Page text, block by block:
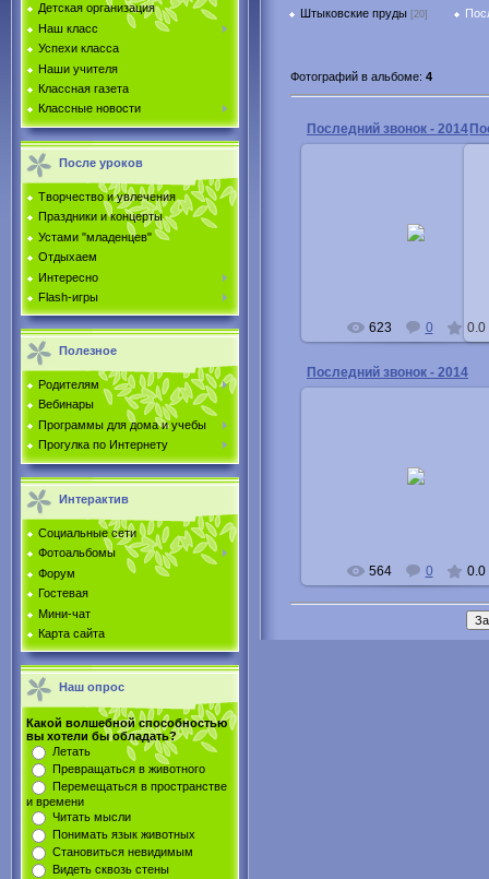
Детская организация
Наш класс
Успехи класса
Наши учителя
Классная газета
Классные новости
После уроков
Творчество и увлечения
Праздники и концерты
Устами "младенцев"
Отдыхаем
Интересно
Flash-игры
Полезное
Родителям
Вебинары
Программы для дома и учебы
Прогулка по Интернету
Интерактив
Социальные сети
Фотоальбомы
Форум
Гостевая
Мини-чат
Карта сайта
Наш опрос
Какой волшебной способностью
вы хотели бы обладать?
Летать
Превращаться в животного
Перемещаться в пространстве
и времени
Читать мысли
Понимать язык животных
Становиться невидимым
Видеть сквозь стены
Штыковские пруды [20]
Фотографий в альбоме: 4
Последний звонок - 2014
623 0 0.0
Последний звонок - 2014
564 0 0.0